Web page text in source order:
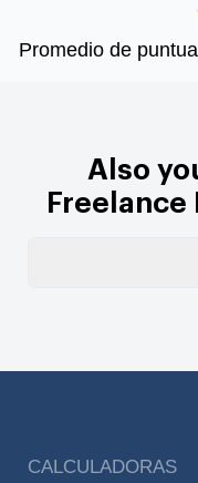
Promedio de
Also
Freelance
CALCULADORAS